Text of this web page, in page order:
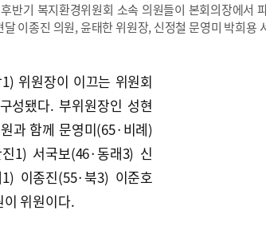
반기 복지환경위원회 소속 의원들이 본회의장에서
이종진 의원, 윤태한 위원장, 신정철 문영미 박희용
위원장이 이끄는 위원회
성됐다. 부위원장인 성현
과 함께 문영미(65·비례)
1) 서국보(46·동래3) 신
이종진(55·북3) 이준호
위원이다.